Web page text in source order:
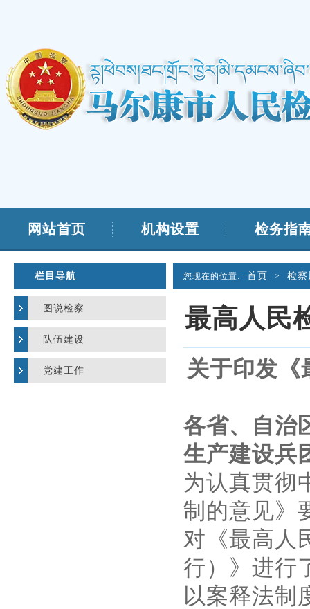
网站首页 机构设置 检务指
栏目导航
图说检察
队伍建设
党建工作
您现在的位置: 首页 > 检察
最高人民
关于印发《
各省、自治
生产建设兵
为认真贯彻
制的意见》
对《最高人
行）》进行
以案释法制